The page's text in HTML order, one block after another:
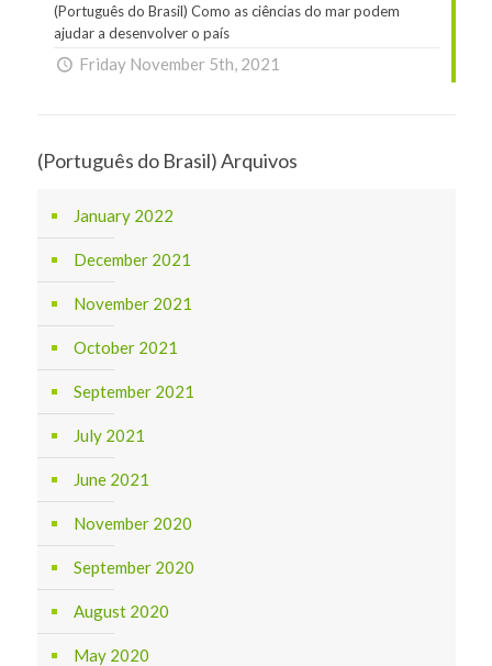
(Português do Brasil) Como as ciências do mar podem
ajudar a desenvolver o país
Friday November 5th, 2021
(Português do Brasil) Arquivos
January 2022
December 2021
November 2021
October 2021
September 2021
July 2021
June 2021
November 2020
September 2020
August 2020
May 2020